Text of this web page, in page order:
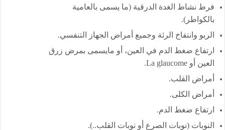
فرط نشاط الغدة الدرقية (ما يسمى بالعامية
بالكواطر).
الربو وانتفاخ الرئة وجميع أمراض الجهاز التنفسي.
ارتفاع ضغط الدم في العين، أو مايسمى بمرض زرق
العين أو La glaucome.
أمراض القلب.
أمراض الكلى.
ارتفاع ضغط الدم.
النوبات (نوبات الصرع أو نوبات القلب..).